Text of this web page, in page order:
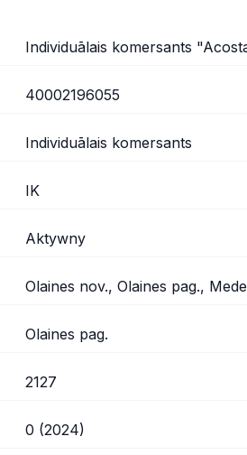
Individuālais komersants
40002196055
Individuālais komersants
IK
Aktywny
Olaines nov., Olaines pag.,
Olaines pag.
2127
0 (2024)